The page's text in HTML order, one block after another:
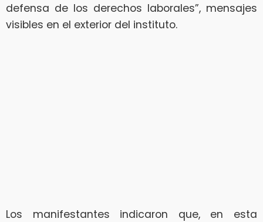
defensa de los derechos laborales”, mensajes
visibles en el exterior del instituto.
Los manifestantes indicaron que, en esta